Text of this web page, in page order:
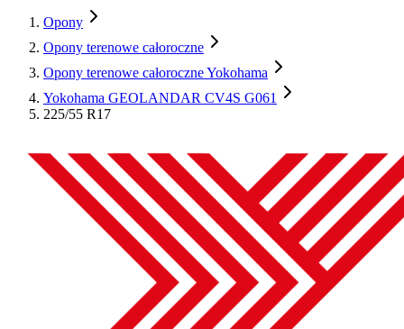
Opony
Opony terenowe całoroczne
Opony terenowe całoroczne Yokohama
Yokohama GEOLANDAR CV4S G061
225/55 R17